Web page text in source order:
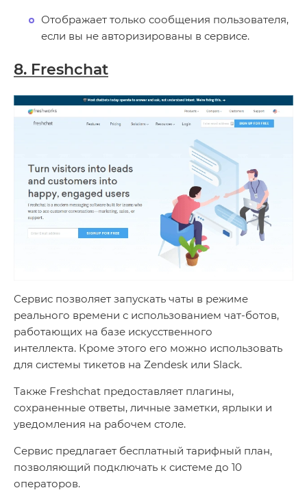
Отображает только сообщения пользователя,
если вы не авторизированы в сервисе.
8. Freshchat
Сервис позволяет запускать чаты в режиме
реального времени с использованием чат-ботов,
работающих на базе искусственного
интеллекта. Кроме этого его можно использовать
для системы тикетов на Zendesk или Slack.
Также Freshchat предоставляет плагины,
сохраненные ответы, личные заметки, ярлыки и
уведомления на рабочем столе.
Сервис предлагает бесплатный тарифный план,
позволяющий подключать к системе до 10
операторов.